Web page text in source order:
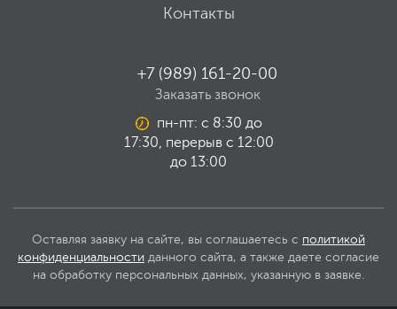
Контакты
+7 (989) 161-20-00
Заказать звонок
пн-пт: с 8:30 до
17:30, перерыв с 12:00
до 13:00
Оставляя заявку на сайте, вы соглашаетесь с политикой
конфиденциальности данного сайта, а также даете согласие
на обработку персональных данных, указанную в заявке.